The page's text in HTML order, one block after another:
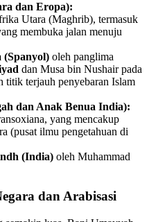
dan Eropa):
Utara (Maghrib), termasuk
membuka jalan menuju
(Spanyol) oleh panglima
dan Musa bin Nushair pada
titik terjauh penyebaran Islam
dan Anak Benua India):
yang mencakup
(pusat ilmu pengetahuan di
(India) oleh Muhammad
dan Arabisasi